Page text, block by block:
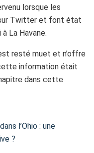
lorsque les
Twitter et font état
La Havane.
resté muet et n’offre
information était
dans cette
l’Ohio : une
?